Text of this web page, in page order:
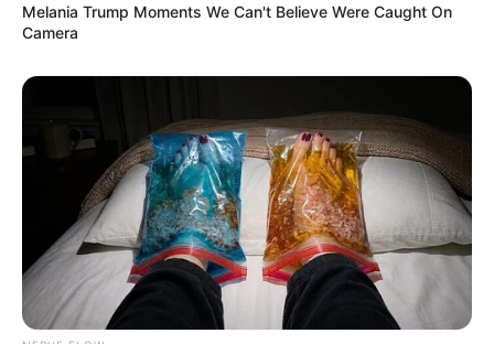
Melania Trump Moments We Can't Believe Were Caught On
Camera